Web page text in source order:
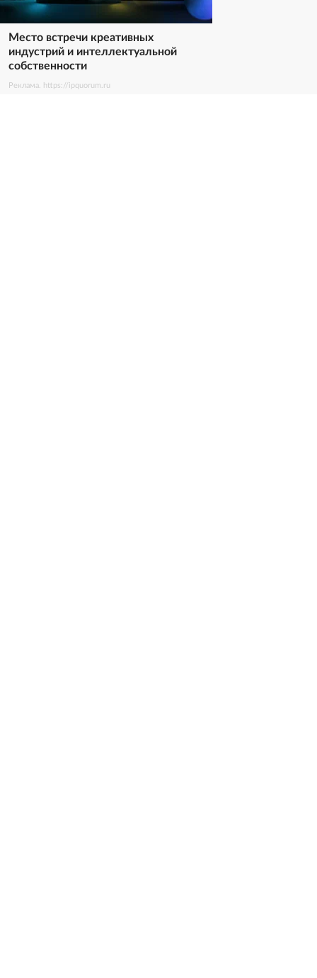
Место встречи креативных
индустрий и интеллектуальной
собственности
Реклама. https://ipquorum.ru